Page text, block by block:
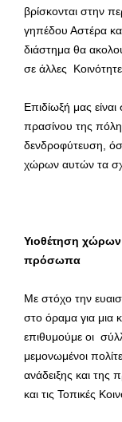
βρίσκονται στην
γηπέδου Αστέρα
διάστημα θα
σε άλλες
Επιδίωξή μας
πρασίνου της
δενδροφύτευση,
χώρων αυτών τα
Υιοθέτηση
πρόσωπα
Με στόχο την
στο όραμα για μια
επιθυμούμε οι
μεμονωμένοι
ανάδειξης και
και τις Τοπικές